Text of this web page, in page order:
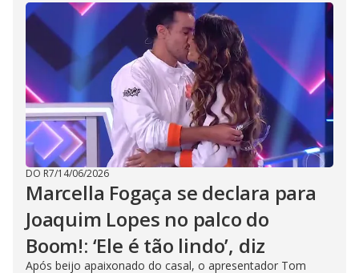
DO R7/14/06/2026
Marcella Fogaça se declara para
Joaquim Lopes no palco do
Boom!: ‘Ele é tão lindo’, diz
Após beijo apaixonado do casal, o apresentador Tom